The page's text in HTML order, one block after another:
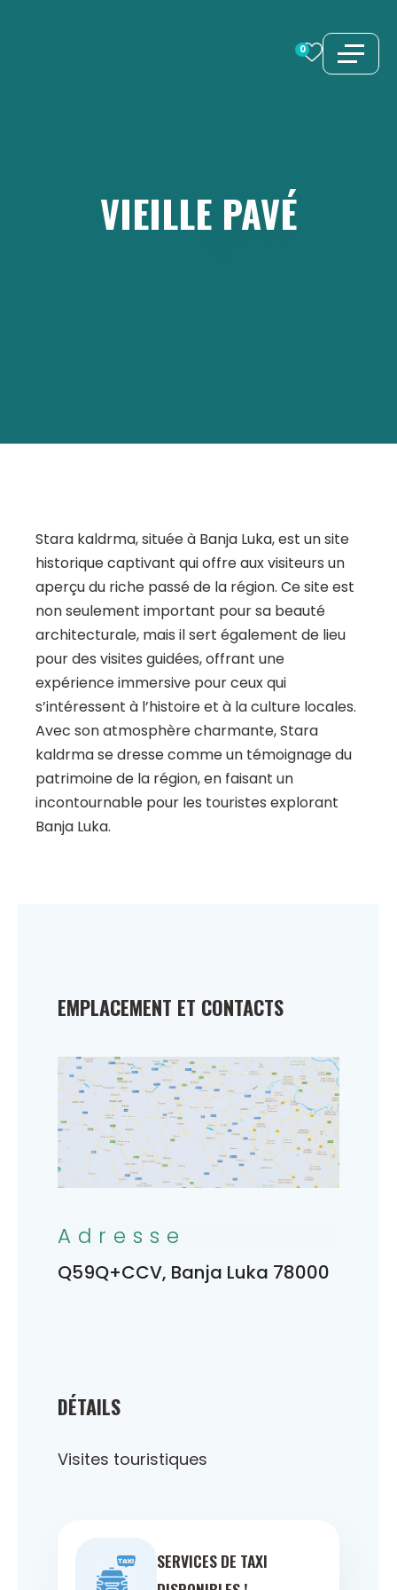
0
VIEILLE PAVÉ
Stara kaldrma, située à Banja Luka, est un site
historique captivant qui offre aux visiteurs un
aperçu du riche passé de la région. Ce site est
non seulement important pour sa beauté
architecturale, mais il sert également de lieu
pour des visites guidées, offrant une
expérience immersive pour ceux qui
s’intéressent à l’histoire et à la culture locales.
Avec son atmosphère charmante, Stara
kaldrma se dresse comme un témoignage du
patrimoine de la région, en faisant un
incontournable pour les touristes explorant
Banja Luka.
DÉTAILS
Visites touristiques
SERVICES DE TAXI
EMPLACEMENT ET CONTACTS
Adresse
Q59Q+CCV, Banja Luka 78000